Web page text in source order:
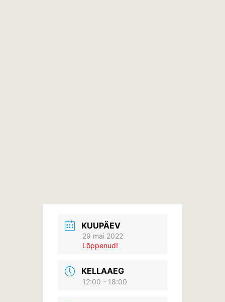
KUUPÄEV
29 mai 2022
Lõppenud!
KELLAAEG
12:00 - 18:00